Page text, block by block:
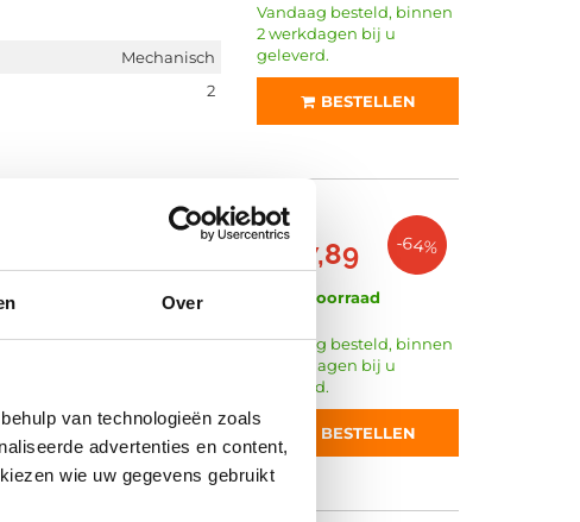
Over
van technologieën zoals
advertenties en content,
wie uw gegevens gebruikt
Mechanisch
2
Vandaag besteld, binnen
2 werkdagen bij u
geleverd.
BESTELLEN
1
Met afdichtring
€ 271,92
€ 97,89 -64%
Op voorraad
Vandaag besteld, binnen
2 werkdagen bij u
geleverd.
BESTELLEN